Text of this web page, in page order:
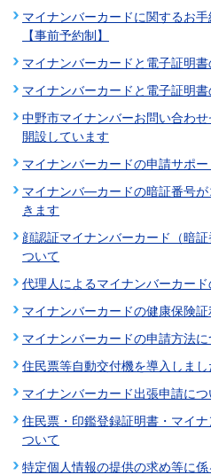
マイナンバーカードに関するお
【事前予約制】
マイナンバーカードと電子証明
マイナンバーカードと電子証明
中野市マイナンバーお問い合わ
開設しています
マイナンバーカードの申請サポ
マイナンバ―カードの暗証番号
きます
顔認証マイナンバーカード（暗
ついて
代理人によるマイナンバーカー
マイナンバーカードの健康保険
マイナンバーカードの申請方法に
住民票等自動交付機を導入しまし
マイナンバーカード出張申請につ
住民票・印鑑登録証明書・マイ
ついて
特定個人情報の提供の求め等に